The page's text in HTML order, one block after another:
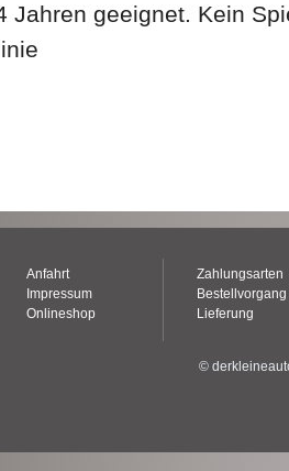
Jahren geeignet. Kein
Anfahrt
Impressum
Onlineshop
Zahlungsarten
Bestellvorgang
Lieferung
©